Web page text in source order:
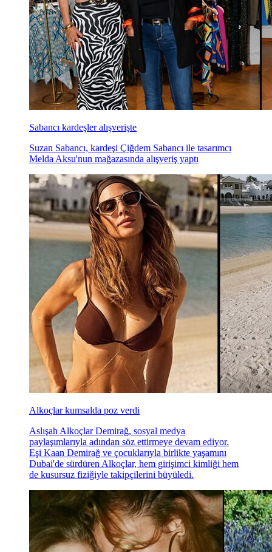
Sabancı kardeşler alışverişte
Suzan Sabancı, kardeşi Çiğdem Sabancı ile tasarımcı
Melda Aksu'nun mağazasında alışveriş yaptı
Alkoçlar kumsalda poz verdi
Aslışah Alkoçlar Demirağ, sosyal medya
paylaşımlarıyla adından söz ettirmeye devam ediyor.
Eşi Kaan Demirağ ve çocuklarıyla birlikte yaşamını
Dubai'de sürdüren Alkoçlar, hem girişimci kimliği hem
de kusursuz fiziğiyle takipçilerini büyüledi.